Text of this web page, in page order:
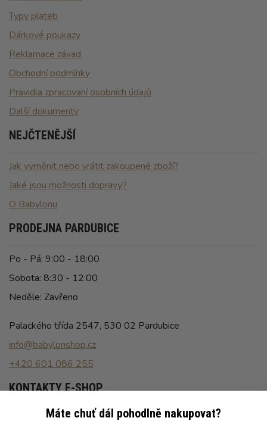
Typy plateb
Dárkové poukazy
Reklamace závad
Obchodní podmínky
Pravidla zpracovaní osobních údajů
Další dokumenty
NEJČTENĚJŠÍ
Jak vyměnit nebo vrátit zakoupené zboží?
Jaké jsou možnosti dopravy?
O Babylonu
PRODEJNA PARDUBICE
Po - Pá: 9:00 - 18:00
Sobota: 8:30 - 12:00
Neděle: Zavřeno
Palackého třída 2547, 530 02 Pardubice
info@babylonshop.cz
+420 601 086 255
KONTAKTY E-SHOP
Po - Pá: 8:00 - 16:30
Máte chuť dál pohodlně nakupovat?